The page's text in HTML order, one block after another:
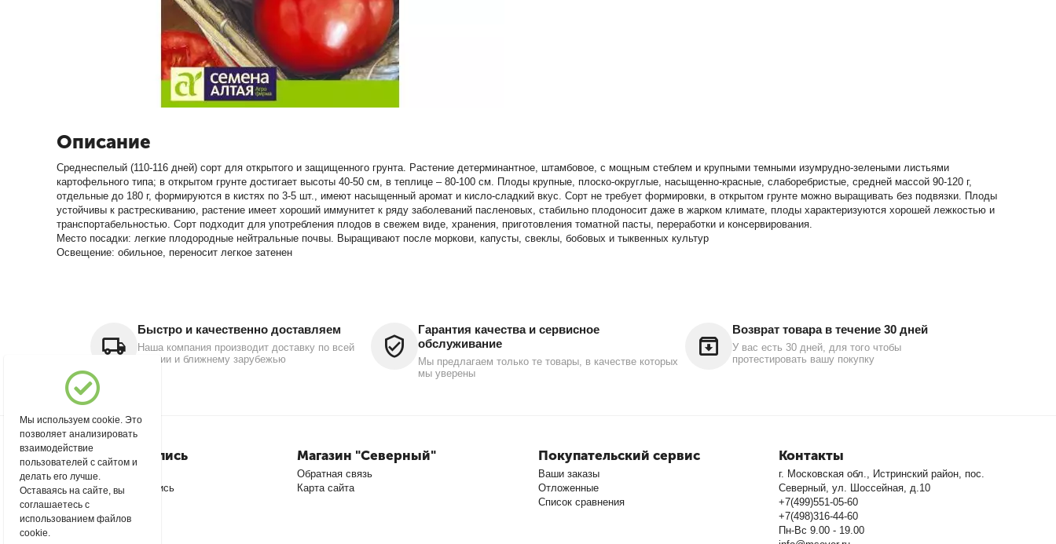
Описание
Среднеспелый (110-116 дней) сорт для открытого и защищенного грунта. Растение детерминантное, штамбовое, с мощным стеблем и крупными темными изумрудно-зелеными листьями
картофельного типа; в открытом грунте достигает высоты 40-50 см, в теплице – 80-100 см. Плоды крупные, плоско-округлые, насыщенно-красные, слаборебристые, средней массой 90-120 г,
отдельные до 180 г, формируются в кистях по 3-5 шт., имеют насыщенный аромат и кисло-сладкий вкус. Сорт не требует формировки, в открытом грунте можно выращивать без подвязки. Плоды
устойчивы к растрескиванию, растение имеет хороший иммунитет к ряду заболеваний пасленовых, стабильно плодоносит даже в жарком климате, плоды характеризуются хорошей лежкостью и
транспортабельностью. Сорт подходит для употребления плодов в свежем виде, хранения, приготовления томатной пасты, переработки и консервирования.
Место посадки: легкие плодородные нейтральные почвы. Выращивают после моркови, капусты, свеклы, бобовых и тыквенных культур
Освещение: обильное, переносит легкое затенен
Быстро и качественно доставляем
Наша компания производит доставку по всей
России и ближнему зарубежью
Гарантия качества и сервисное
обслуживание
Мы предлагаем только те товары, в качестве которых
мы уверены
Возврат товара в течение 30 дней
У вас есть 30 дней, для того чтобы
протестировать вашу покупку
Моя учетная запись
Войти
Создать учетную запись
Магазин "Северный"
Обратная связь
Карта сайта
Покупательский сервис
Ваши заказы
Отложенные
Список сравнения
Контакты
г. Московская обл., Истринский район, пос.
Северный, ул. Шоссейная, д.10
+7(499)551-05-60
+7(498)316-44-60
Пн-Вс 9.00 - 19.00
Мы используем cookie. Это
позволяет анализировать
взаимодействие
пользователей с сайтом и
делать его лучше.
Оставаясь на сайте, вы
соглашаетесь с
использованием файлов
cookie.